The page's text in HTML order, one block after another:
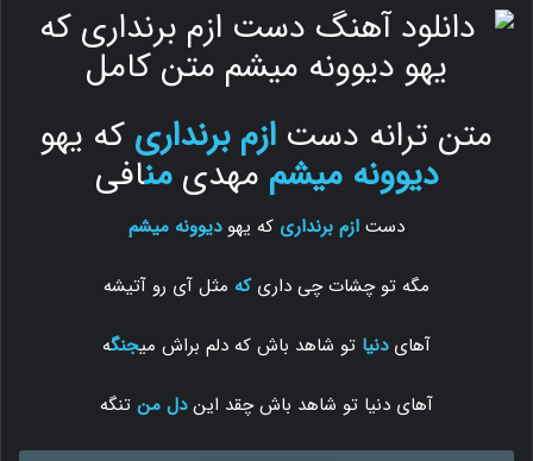
متن ترانه دست ازم برنداری که یهو
دیوونه میشم مهدیمنافی
دست ازم برنداری که یهودیوونه میشم
مگه تو چشات چی داریکه مثل آی رو آتیشه
آهایدنیا تو شاهد باش که دلم براش میجنگه
آهای دنیا تو شاهد باش چقد ایندل من تنگه